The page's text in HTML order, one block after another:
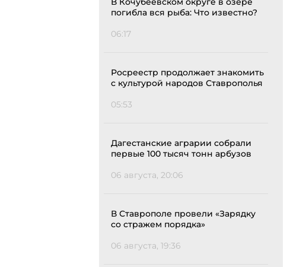
погибла вся рыба: Что известно?
06:17
Росреестр продолжает знакомить
с культурой народов Ставрополья
05:53
Дагестанские аграрии собрали
первые 100 тысяч тонн арбузов
06 августа, 20:06
В Ставрополе провели «Зарядку
со стражем порядка»
06 августа, 19:36